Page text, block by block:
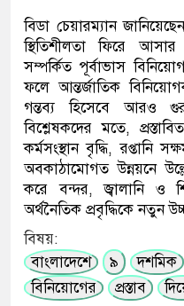
বিডা চেয়ারম্যান
স্থিতিশীলতা ফিরে আসার
সম্পর্কিত পূর্বাভাস
ফলে আন্তর্জাতিক
গন্তব্য হিসেবে আরও
বিশ্লেষকদের মতে,
কর্মসংস্থান বৃদ্ধি, রপ্তানি
অবকাঠামোগত উন্নয়নে
করে বন্দর, জ্বালানি ও
অর্থনৈতিক প্রবৃদ্ধিকে নতুন
বিষয়:
বাংলাদেশে
৯ দশমিক
বিনিয়োগের
প্রস্তাব